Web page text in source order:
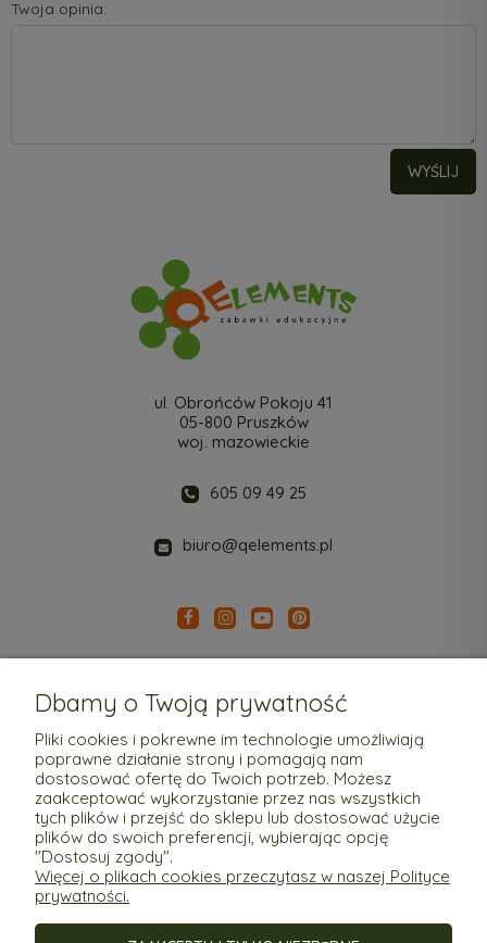
Twoja opinia:
WYŚLIJ
Pomoc
Moje konto
Płatności i dostawa
ul. Obrońców Pokoju 41
05-800 Pruszków
woj. mazowieckie
605 09 49 25
biuro@qelements.pl
Dbamy o Twoją prywatność
Pliki cookies i pokrewne im technologie umożliwiają
poprawne działanie strony i pomagają nam
dostosować ofertę do Twoich potrzeb. Możesz
zaakceptować wykorzystanie przez nas wszystkich
tych plików i przejść do sklepu lub dostosować użycie
plików do swoich preferencji, wybierając opcję
"Dostosuj zgody".
Więcej o plikach cookies przeczytasz w naszej Polityce
prywatności.